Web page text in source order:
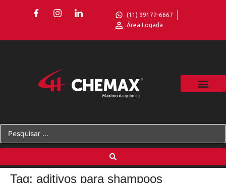
(11) 99172-6667
Área Logada
Tag: aditivos para shampoos